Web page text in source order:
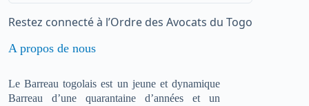
Restez connecté à l’Ordre des Avocats du Togo
A propos de nous
Le Barreau togolais est un jeune et dynamique
Barreau d’une quarantaine d’années et un